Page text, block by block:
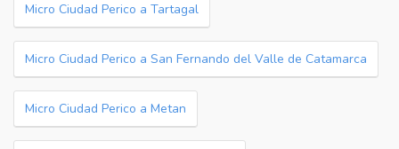
Micro Ciudad Perico a Tartagal
Micro Ciudad Perico a San Fernando del Valle de Catamarca
Micro Ciudad Perico a Metan